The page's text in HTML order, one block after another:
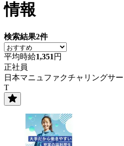
情報
検索結果2件
平均時給1,351 円
正社員
日本マニュファクチャリングサ
T